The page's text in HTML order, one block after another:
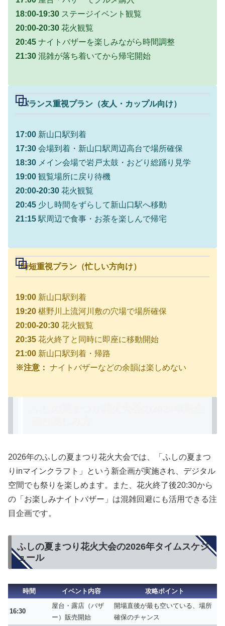
18:00-19:30 ステージイベント観覧
20:00-20:30 花火観覧
20:45 ナイトバザーを楽しみながら時間調整
21:30 混雑が落ち着いてから帰宅開始
バランス重視プラン（友人・カップル向け）
17:00 新山口駅到着
17:30 会場到着・新山口駅周辺高台で場所確保
18:30 メイン会場で岩戸太鼓・おどり総踊り見学
19:00 観覧場所に戻り待機
20:00-20:30 花火観覧
20:45 少し時間をずらして新山口駅へ移動
21:15 駅周辺で食事・お茶を楽しんで帰宅
時短重視プラン（忙しい方向け）
19:00 新山口駅到着
19:20 椹野川上流河川敷の穴場で場所確保
20:00-20:30 花火観覧
20:35 花火終了と同時に即座に移動開始
21:00 新山口駅到着・帰路
※注意： ナイトバザーなどの余韻は楽しめない
2026年のふしの夏まつり花火大会では、
「ふしの夏まつ
りinマインクラフト」
という新企画が実施され、デジタル
空間でも祭りを楽しめます。また、花火終了後20:30から
の「お楽しみナイトバザー」は混雑回避にも活用できる注
目企画です。
ふしの夏まつり花火大会の2026年タイムスケジ
ュール
時間 イベント内容 攻略ポイント
16:30
屋台・露店（バザ
ー）販売開始
開場直後が最も空いている、場所
確保のチャンス